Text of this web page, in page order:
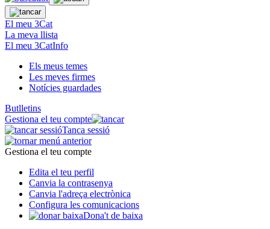
El meu 3Cat
La meva llista
El meu 3CatInfo
Els meus temes
Les meves firmes
Notícies guardades
Butlletins
Gestiona el teu compte
Tanca sessió
Gestiona el teu compte
Edita el teu perfil
Canvia la contrasenya
Canvia l'adreça electrònica
Configura les comunicacions
Dona't de baixa